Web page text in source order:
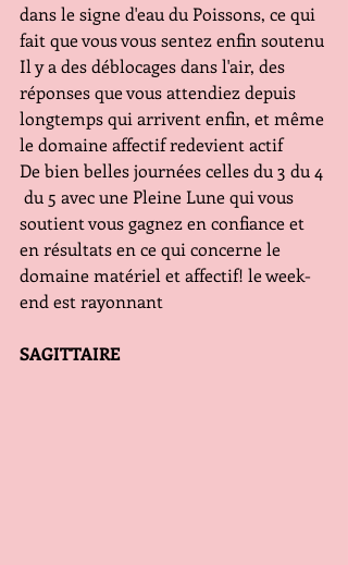
dans le signe d'eau du Poissons, ce qui
fait que vous vous sentez enfin soutenu
Il y a des déblocages dans l'air, des
réponses que vous attendiez depuis
longtemps qui arrivent enfin, et même
le domaine affectif redevient actif
De bien belles journées celles du 3 du 4
du 5 avec une Pleine Lune qui vous
soutient vous gagnez en confiance et
en résultats en ce qui concerne le
domaine matériel et affectif! le week-
end est rayonnant
SAGITTAIRE